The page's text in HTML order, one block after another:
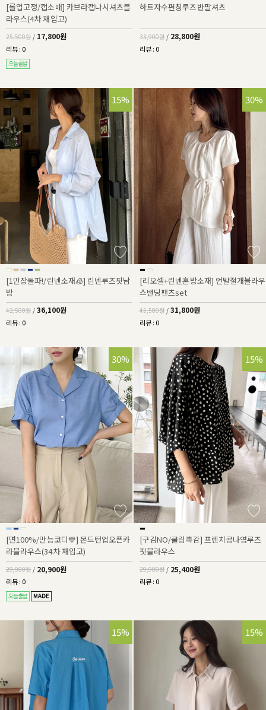
[롤업고정/캡소매] 카브라캡나시셔츠블
라우스(4차 재입고)
25,500원 / 17,800원
리뷰 : 0
하트자수펀칭루즈반팔셔츠
33,900원 / 28,800원
리뷰 : 0
15%
[1만장돌파!/린넨소재🧊] 린넨루즈핏남
방
42,500원 / 36,100원
리뷰 : 0
30%
[리오셀+린넨혼방소재] 언발절개블라우
스밴딩팬츠set
45,500원 / 31,800원
리뷰 : 0
30%
[면100%/만능코디💙] 몬드턴업오픈카
라블라우스(34차 재입고)
29,900원 / 20,900원
리뷰 : 0
15%
[구김NO/쿨링촉감] 프렌치콩나염루즈
핏블라우스
29,900원 / 25,400원
리뷰 : 0
15% 15%